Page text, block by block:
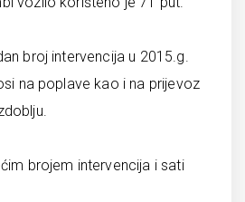
broj intervencija u 2015.g.
na poplave kao i na prijevoz
brojem intervencija i sati